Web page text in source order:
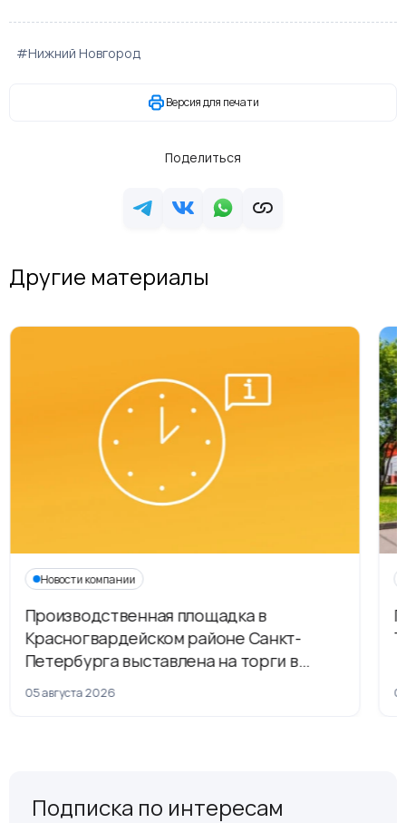
#Нижний Новгород
Версия для печати
Поделиться
Другие материалы
Новости компании
Производственная площадка в
Красногвардейском районе Санкт-
Петербурга выставлена на торги в
рамках приватизации
05 августа 2026
Подписка по интересам